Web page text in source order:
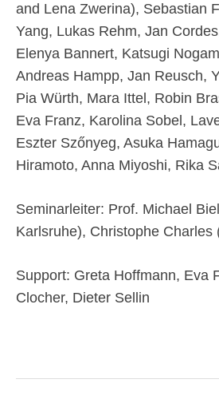
and Lena Zwerina), Sebastian
Yang, Lukas Rehm, Jan
Elenya Bannert, Katsugi
Andreas Hampp, Jan Reusch,
Pia Würth, Mara Ittel, Robin
Eva Franz, Karolina Sobel,
Eszter Szőnyeg, Asuka
Hiramoto, Anna Miyoshi, Rika
Seminarleiter: Prof. Michael
Karlsruhe), Christophe Charles
Support: Greta Hoffmann, Eva
Clocher, Dieter Sellin